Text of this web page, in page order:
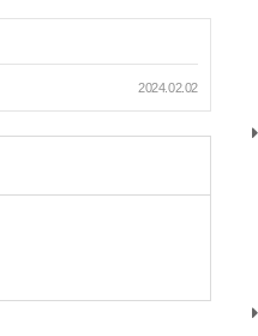
2024.02.02